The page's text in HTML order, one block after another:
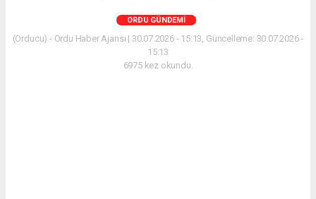
ORDU GÜNDEMI
(Orducu) - Ordu Haber Ajansı | 30.07.2026 - 15:13, Güncelleme: 30.07.2026 -
15:13
6975 kez okundu.